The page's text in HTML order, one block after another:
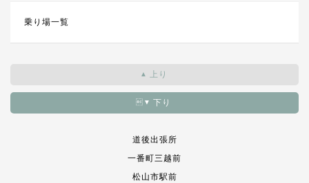
乗り場一覧
▲ 上り
▼ 下り
道後出張所
一番町三越前
松山市駅前